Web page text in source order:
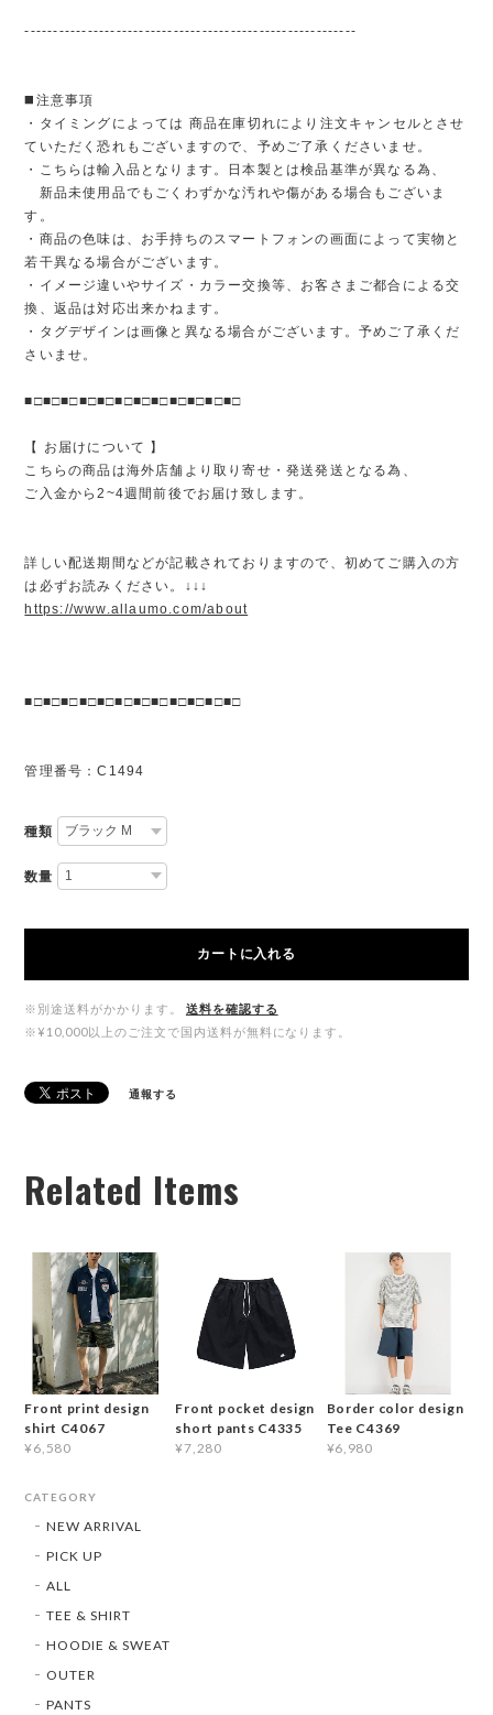
----------------------------------------------------------
◼️注意事項
・タイミングによっては 商品在庫切れにより注文キャンセルとさせ
ていただく恐れもございますので、予めご了承くださいませ。
・こちらは輸入品となります。日本製とは検品基準が異なる為、
新品未使用品でもごくわずかな汚れや傷がある場合もございま
す。
・商品の色味は、お手持ちのスマートフォンの画面によって実物と
若干異なる場合がございます。
・イメージ違いやサイズ・カラー交換等、お客さまご都合による交
換、返品は対応出来かねます。
・タグデザインは画像と異なる場合がございます。予めご了承くだ
さいませ。
■□■□■□■□■□■□■□■□■□■□■□■□
【 お届けについて 】
こちらの商品は海外店舗より取り寄せ・発送発送となる為、
ご入金から2~4週間前後でお届け致します。
詳しい配送期間などが記載されておりますので、初めてご購入の方
は必ずお読みください。↓↓↓
https://www.allaumo.com/about
■□■□■□■□■□■□■□■□■□■□■□■□
管理番号：C1494
種類
数量
カートに入れる
※別途送料がかかります。
送料を確認する
※¥10,000以上のご注文で国内送料が無料になります。
通報する
Related Items
Front print design
shirt C4067
¥6,580
Front pocket design
short pants C4335
¥7,280
Border color design
Tee C4369
¥6,980
CATEGORY
NEW ARRIVAL
PICK UP
ALL
TEE & SHIRT
HOODIE & SWEAT
OUTER
PANTS